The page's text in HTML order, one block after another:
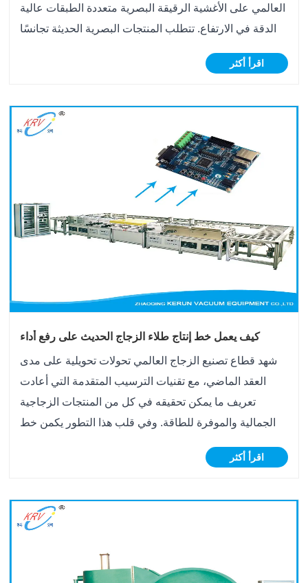
العالمي على الأغشية الرقيقة البصرية متعددة الطبقات عالية
الدقة في الارتفاع. تتطلب المنتجات البصرية الحديثة تجانسًا
اقرأ أكثر
كيف يعمل خط إنتاج طلاء الزجاج الحديث على رفع أداء
شهد قطاع تصنيع الزجاج العالمي تحولات تحويلية على مدى
العقد الماضي، مع تقنيات الترسيب المتقدمة التي أعادت
تعريف ما يمكن تحقيقه في كل من المنتجات الزجاجية
الجمالية والموفرة للطاقة. وفي قلب هذا التطور يكمن خط
الغرف المفرغة، وكاثودات الرش، وأجهزة التحكم ا......
اقرأ أكثر